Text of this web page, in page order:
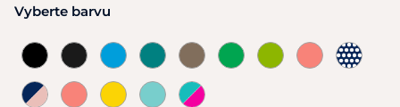
Vyberte barvu